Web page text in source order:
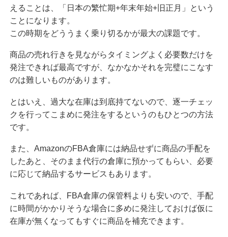
えることは、「日本の繁忙期+年末年始+旧正月」という
ことになります。
この時期をどううまく乗り切るかが最大の課題です。
商品の売れ行きを見ながらタイミングよく必要数だけを
発注できれば最高ですが、なかなかそれを完璧にこなす
のは難しいものがあります。
とはいえ、過大な在庫は到底持てないので、逐一チェッ
クを行ってこまめに発注をするというのもひとつの方法
です。
また、AmazonのFBA倉庫には納品せずに商品の手配を
したあと、そのまま代行の倉庫に預かってもらい、必要
に応じて納品するサービスもあります。
これであれば、FBA倉庫の保管料よりも安いので、手配
に時間がかかりそうな場合に多めに発注しておけば仮に
在庫が無くなってもすぐに商品を補充できます。